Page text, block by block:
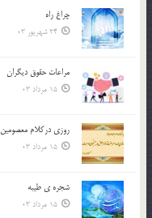
چراغ راه
24 شهریور 03
مراعات حقوق ديگران
15 مرداد 03
روزي دركلام
15 مرداد 03
شجره ي طيبه
15 مرداد 03